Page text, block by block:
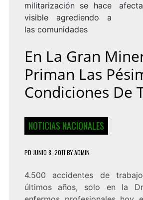
militarización se hace
visible agrediendo a
las comunidades
En La Gran
Priman Las
Condiciones De
NOTICIAS NACIONALES
PD JUNIO 8, 2011 BYADMIN
4.500 accidentes de
últimos años, solo en la